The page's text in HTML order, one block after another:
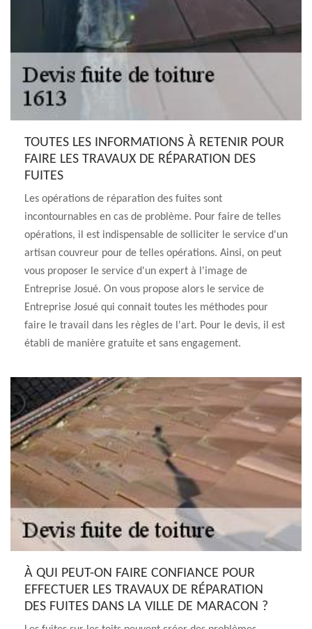
TOUTES LES INFORMATIONS À RETENIR POUR
FAIRE LES TRAVAUX DE RÉPARATION DES
FUITES
Les opérations de réparation des fuites sont
incontournables en cas de problème. Pour faire de telles
opérations, il est indispensable de solliciter le service d'un
artisan couvreur pour de telles opérations. Ainsi, on peut
vous proposer le service d'un expert à l'image de
Entreprise Josué. On vous propose alors le service de
Entreprise Josué qui connait toutes les méthodes pour
faire le travail dans les règles de l'art. Pour le devis, il est
établi de manière gratuite et sans engagement.
À QUI PEUT-ON FAIRE CONFIANCE POUR
EFFECTUER LES TRAVAUX DE RÉPARATION
DES FUITES DANS LA VILLE DE MARACON ?